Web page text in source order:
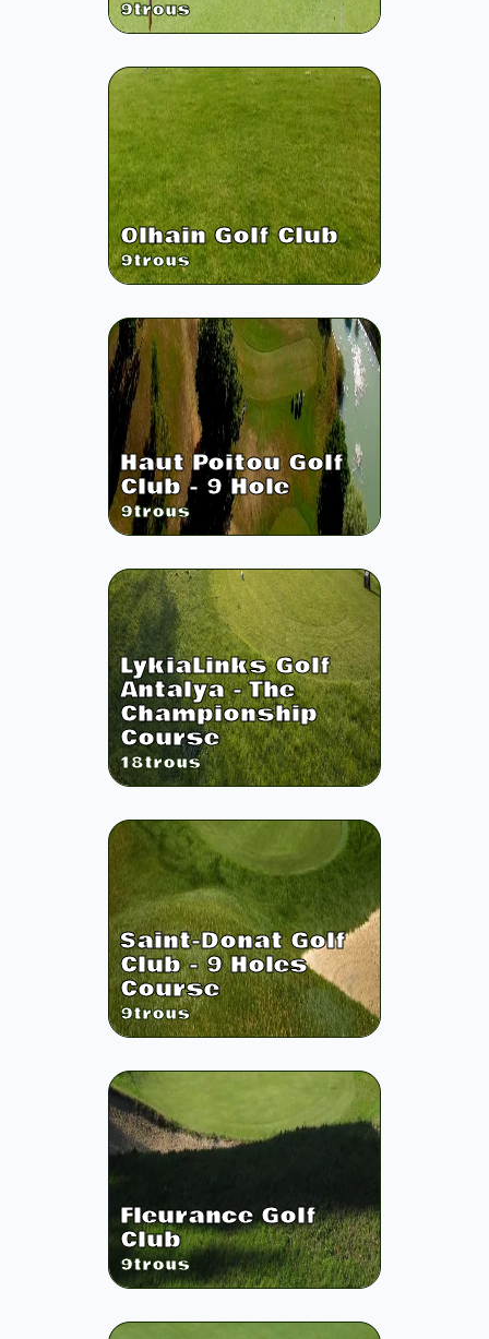
9trous
Olhain Golf Club
9trous
Haut Poitou Golf
Club - 9 Hole
9trous
LykiaLinks Golf
Antalya - The
Championship
Course
18trous
Saint-Donat Golf
Club - 9 Holes
Course
9trous
Fleurance Golf
Club
9trous